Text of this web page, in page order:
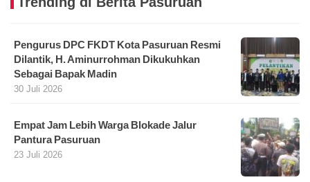
Pengurus DPC FKDT Kota Pasuruan Resmi
Dilantik, H. Aminurrohman Dikukuhkan
Sebagai Bapak Madin
30 Juli 2026
Empat Jam Lebih Warga Blokade Jalur
Pantura Pasuruan
23 Juli 2026